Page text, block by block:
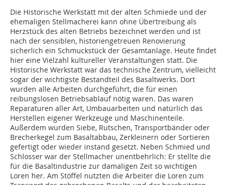
Die Historische Werkstatt mit der alten Schmiede und der
ehemaligen Stellmacherei kann ohne Übertreibung als
Herzstück des alten Betriebs bezeichnet werden und ist
nach der sensiblen, historiengetreuen Renovierung
sicherlich ein Schmuckstück der Gesamtanlage. Heute findet
hier eine Vielzahl kultureller Veranstaltungen statt. Die
Historische Werkstatt war das technische Zentrum, vielleicht
sogar der wichtigste Bestandteil des Basaltwerks. Dort
wurden alle Arbeiten durchgeführt, die für einen
reibungslosen Betriebsablauf nötig waren. Das waren
Reparaturen aller Art, Umbauarbeiten und natürlich das
Herstellen eigener Werkzeuge und Maschinenteile.
Außerdem wurden Siebe, Rutschen, Transportbänder oder
Brecherkegel zum Basaltabbau, Zerkleinern oder Sortieren
gefertigt oder wieder instand gesetzt. Neben Schmied und
Schlosser war der Stellmacher unentbehrlich: Er stellte die
für die Basaltindustrie zur damaligen Zeit so wichtigen
Loren her. Am Stöffel nutzten die Arbeiter die Loren zum